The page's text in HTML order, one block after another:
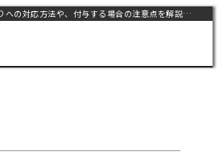
有給休暇の前借りは違法？前借りへの対応方法や、付与する場合の注意点を解説！ | HR NOTE